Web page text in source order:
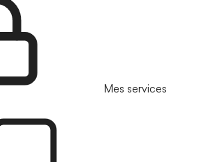
Mes services